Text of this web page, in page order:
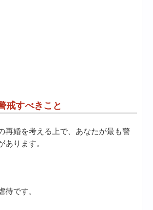
戒すべきこと
再婚を考える上で、あなたが最も警
あります。
待です。